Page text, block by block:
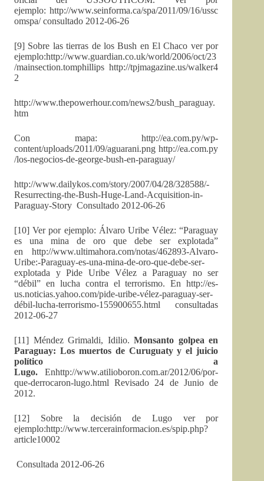
ejemplo: http://www.seinforma.ca/spa/2011/09/16/ussc
omspa/ consultado 2012-06-26
[9] Sobre las tierras de los Bush en El Chaco ver por
ejemplo:http://www.guardian.co.uk/world/2006/oct/23
/mainsection.tomphillips http://tpjmagazine.us/walker4
2
http://www.thepowerhour.com/news2/bush_paraguay.
htm
Con mapa: http://ea.com.py/wp-
content/uploads/2011/09/aguarani.png http://ea.com.py
/los-negocios-de-george-bush-en-paraguay/
http://www.dailykos.com/story/2007/04/28/328588/-
Resurrecting-the-Bush-Huge-Land-Acquisition-in-
Paraguay-Story Consultado 2012-06-26
[10] Ver por ejemplo: Álvaro Uribe Vélez: “Paraguay
es una mina de oro que debe ser explotada”
en http://www.ultimahora.com/notas/462893-Alvaro-
Uribe:-Paraguay-es-una-mina-de-oro-que-debe-ser-
explotada y Pide Uribe Vélez a Paraguay no ser
“débil” en lucha contra el terrorismo. En http://es-
us.noticias.yahoo.com/pide-uribe-vélez-paraguay-ser-
débil-lucha-terrorismo-155900655.html consultadas
2012-06-27
[11] Méndez Grimaldi, Idilio.Monsanto golpea en
Paraguay: Los muertos de Curuguaty y el juicio
político a
Lugo.Enhttp://www.atilioboron.com.ar/2012/06/por-
que-derrocaron-lugo.html Revisado 24 de Junio de
2012.
[12] Sobre la decisión de Lugo ver por
ejemplo:http://www.tercerainformacion.es/spip.php?
article10002
Consultada 2012-06-26